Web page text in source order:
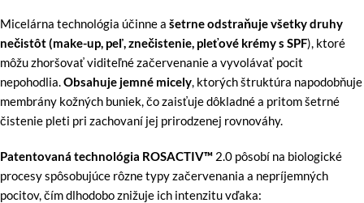
Micelárna technológia účinne a šetrne odstraňuje všetky druhy
nečistôt (make-up, peľ, znečistenie, pleťové krémy s SPF), ktoré
môžu zhoršovať viditeľné začervenanie a vyvolávať pocit
nepohodlia. Obsahuje jemné micely , ktorých štruktúra napodobňuje
membrány kožných buniek, čo zaisťuje dôkladné a pritom šetrné
čistenie pleti pri zachovaní jej prirodzenej rovnováhy.
Patentovaná technológia ROSACTIV™ 2.0 pôsobí na biologické
procesy spôsobujúce rôzne typy začervenania a nepríjemných
pocitov, čím dlhodobo znižuje ich intenzitu vďaka: